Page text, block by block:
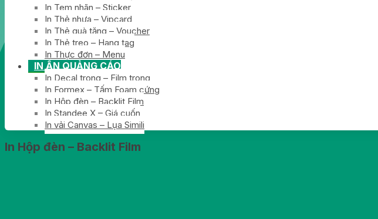
In Tem nhãn – Sticker
In Thẻ nhựa – Vipcard
In Thẻ quà tặng – Voucher
In Thẻ treo – Hang tag
In Thực đơn – Menu
IN ẤN QUẢNG CÁO
In Decal trong – Film trong
In Formex – Tấm Foam cứng
In Hộp đèn – Backlit Film
In Standee X – Giá cuốn
In vải Canvas – Lụa Simili
In Hộp đèn – Backlit Film